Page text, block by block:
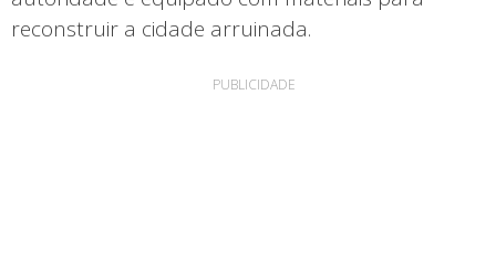
reconstruir a cidade arruinada.
PUBLICIDADE